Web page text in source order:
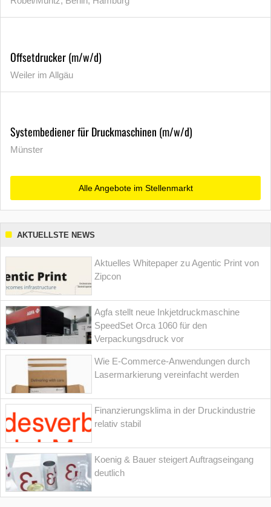
Offsetdrucker (m/w/d)
Weiler im Allgäu
Systembediener für Druckmaschinen (m/w/d)
Münster
Alle Angebote im Stellenmarkt
AKTUELLSTE NEWS
Aktuelles Whitepaper zu Agentic Print von
Zipcon
Agfa stellt neue Inkjetdruckmaschine
SpeedSet Orca 1060 für den
Verpackungsdruck vor
Wie E-Commerce-Anwendungen durch
Lasermarkierung vereinfacht werden
Finanzierungsklima in der Druckindustrie
relativ stabil
Koenig & Bauer steigert Auftragseingang
deutlich